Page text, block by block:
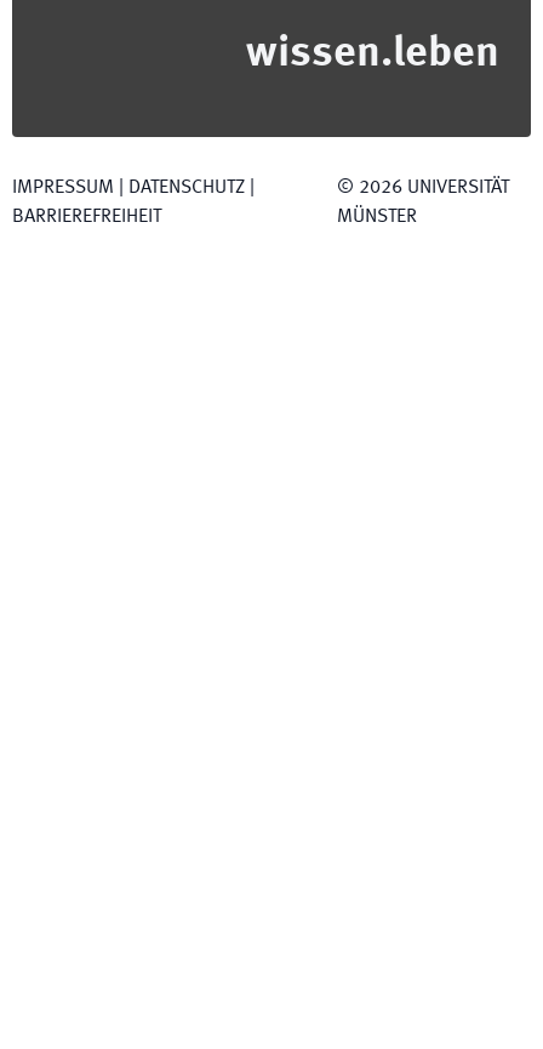
wissen.leben
IMPRESSUM DATENSCHUTZ
BARRIEREFREIHEIT
© 2026 UNIVERSITÄT
MÜNSTER